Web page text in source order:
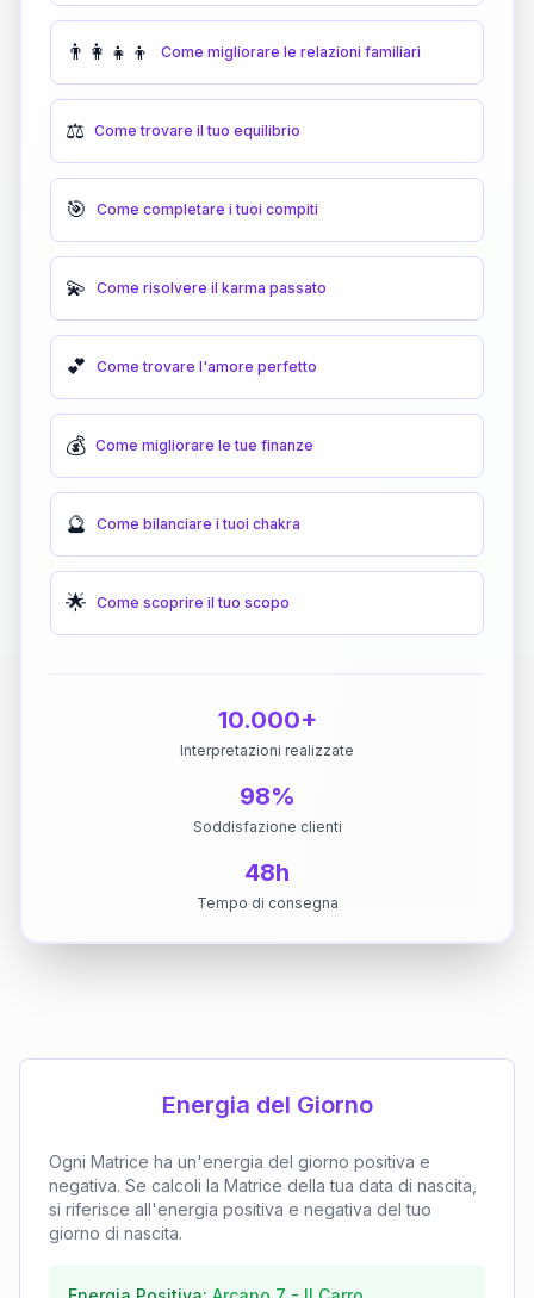
👨‍👩‍👧‍👦 Come migliorare le relazioni familiari
⚖️ Come trovare il tuo equilibrio
🎯 Come completare i tuoi compiti
💫 Come risolvere il karma passato
💕 Come trovare l'amore perfetto
💰 Come migliorare le tue finanze
🔮 Come bilanciare i tuoi chakra
🌟 Come scoprire il tuo scopo
10.000+
Interpretazioni realizzate
98%
Soddisfazione clienti
48h
Tempo di consegna
Energia del Giorno
Ogni Matrice ha un'energia del giorno positiva e
negativa. Se calcoli la Matrice della tua data di nascita,
si riferisce all'energia positiva e negativa del tuo
giorno di nascita.